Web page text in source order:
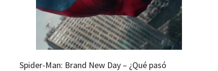
Spider-Man: Brand New Day – ¿Qué pasó